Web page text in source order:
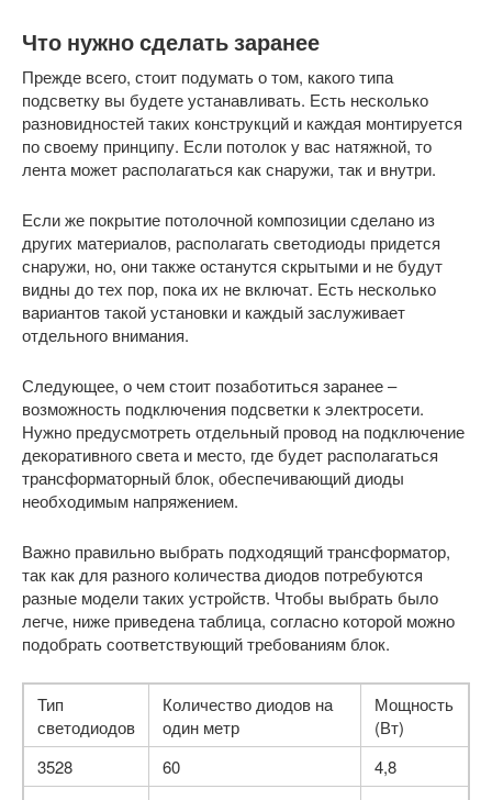
Что нужно сделать заранее
Прежде всего, стоит подумать о том, какого типа
подсветку вы будете устанавливать. Есть несколько
разновидностей таких конструкций и каждая монтируется
по своему принципу. Если потолок у вас натяжной, то
лента может располагаться как снаружи, так и внутри.
Если же покрытие потолочной композиции сделано из
других материалов, располагать светодиоды придется
снаружи, но, они также останутся скрытыми и не будут
видны до тех пор, пока их не включат. Есть несколько
вариантов такой установки и каждый заслуживает
отдельного внимания.
Следующее, о чем стоит позаботиться заранее –
возможность подключения подсветки к электросети.
Нужно предусмотреть отдельный провод на подключение
декоративного света и место, где будет располагаться
трансформаторный блок, обеспечивающий диоды
необходимым напряжением.
Важно правильно выбрать подходящий трансформатор,
так как для разного количества диодов потребуются
разные модели таких устройств. Чтобы выбрать было
легче, ниже приведена таблица, согласно которой можно
подобрать соответствующий требованиям блок.
Тип
светодиодов
Количество диодов на
один метр
Мощность
(Вт)
3528
60
4,8